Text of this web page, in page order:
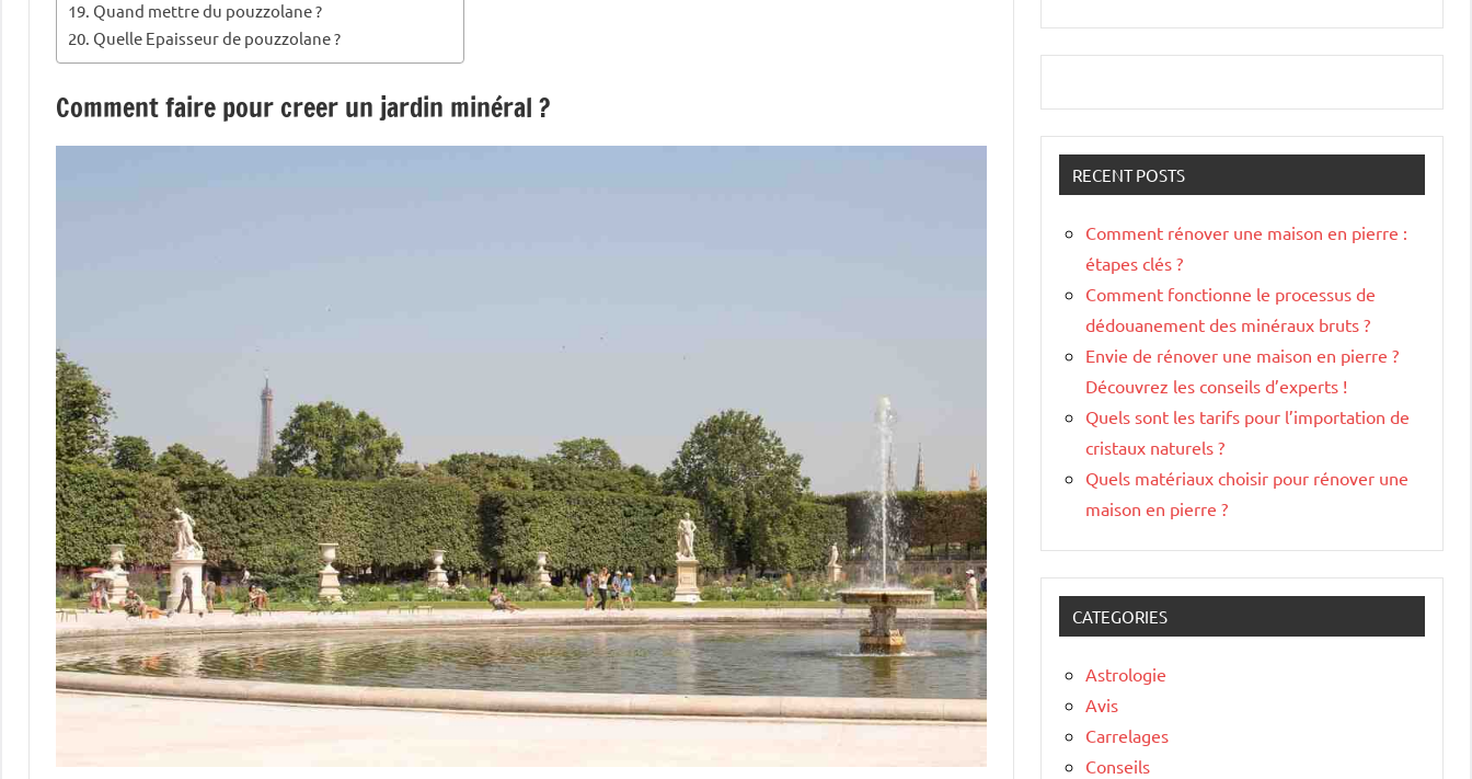
Quand mettre du pouzzolane ?
Quelle Epaisseur de pouzzolane ?
Comment faire pour creer un jardin minéral ?
RECENT POSTS
Comment rénover une maison en pierre :
étapes clés ?
Comment fonctionne le processus de
dédouanement des minéraux bruts ?
Envie de rénover une maison en pierre ?
Découvrez les conseils d’experts !
Quels sont les tarifs pour l’importation de
cristaux naturels ?
Quels matériaux choisir pour rénover une
maison en pierre ?
CATEGORIES
Astrologie
Avis
Carrelages
Conseils